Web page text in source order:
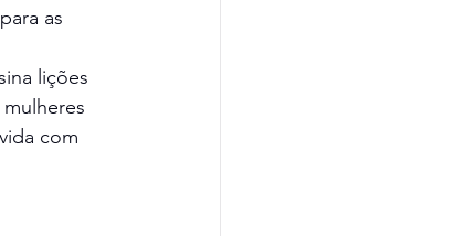
as
lições
com